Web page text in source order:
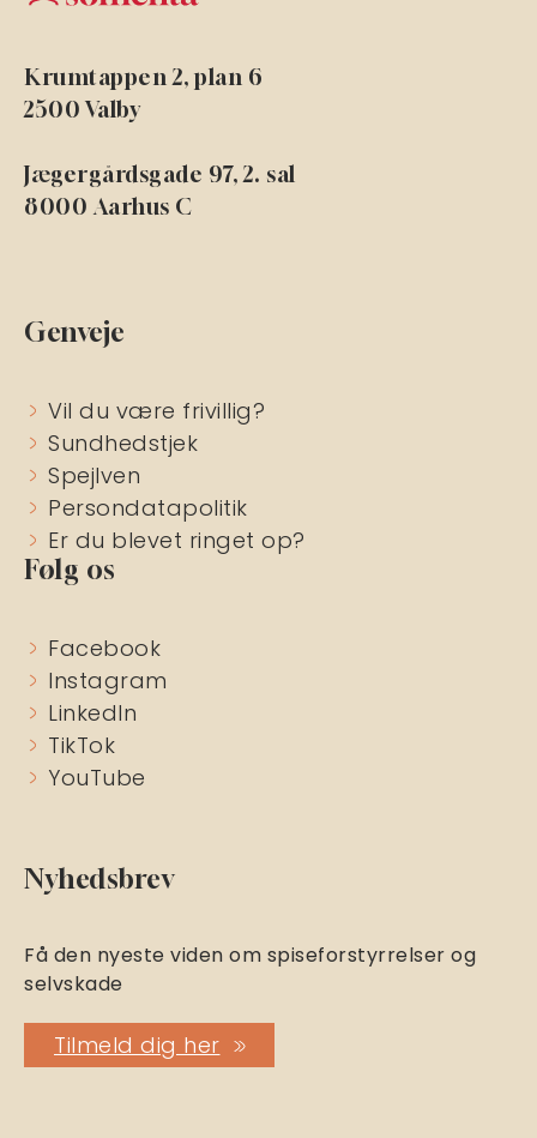
Krumtappen 2, plan 6
2500 Valby
Jægergårdsgade 97, 2. sal
8000 Aarhus C
Genveje
Vil du være frivillig?
Sundhedstjek
Spejlven
Persondatapolitik
Er du blevet ringet op?
Følg os
Facebook
Instagram
LinkedIn
TikTok
YouTube
Nyhedsbrev
Få den nyeste viden om spiseforstyrrelser og
selvskade
Tilmeld dig her